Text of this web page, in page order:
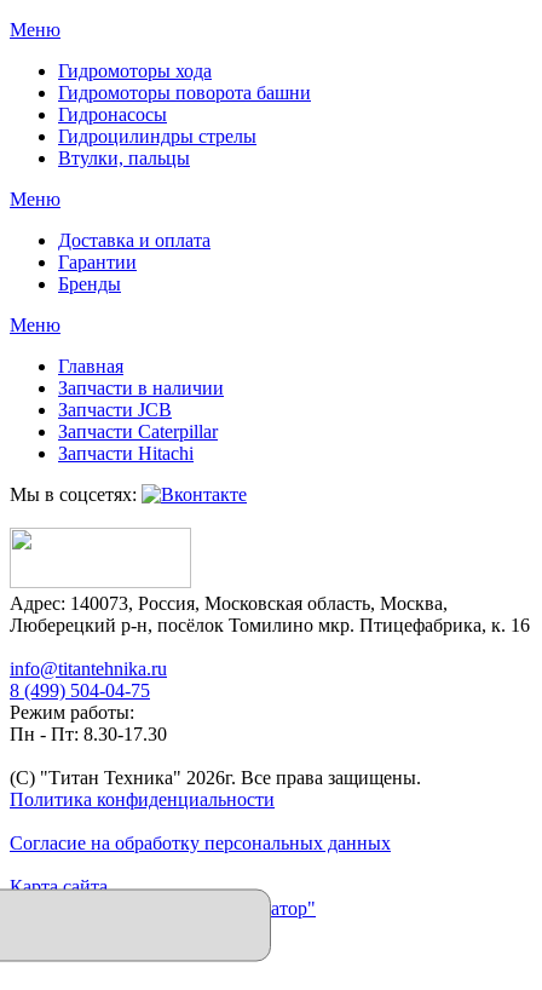
Меню
Гидромоторы хода
Гидромоторы поворота башни
Гидронасосы
Гидроцилиндры стрелы
Втулки, пальцы
Меню
Доставка и оплата
Гарантии
Бренды
Меню
Главная
Запчасти в наличии
Запчасти JCB
Запчасти Caterpillar
Запчасти Hitachi
Мы в соцсетях:
Адрес: 140073, Россия, Московская область, Москва,
Люберецкий р-н, посёлок Томилино мкр. Птицефабрика, к. 16
info@titantehnika.ru
8 (499) 504-04-75
Режим работы:
Пн - Пт: 8.30-17.30
(C) "Титан Техника" 2026г. Все права защищены.
Политика конфиденциальности
Согласие на обработку персональных данных
Карта сайта
Продвижение сайта "Иллюминатор"